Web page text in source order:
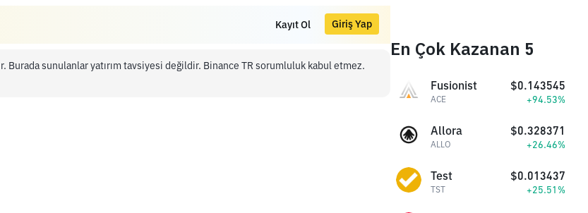
Kayıt Ol Giriş Yap
sunulanlar yatırım tavsiyesi değildir. Binance TR sorumluluk kabul etmez.
En Çok Kazanan 5
Fusionist
ACE
$0.143545
+94.53%
Allora
ALLO
$0.328371
+26.46%
Test
TST
$0.013437
+25.51%